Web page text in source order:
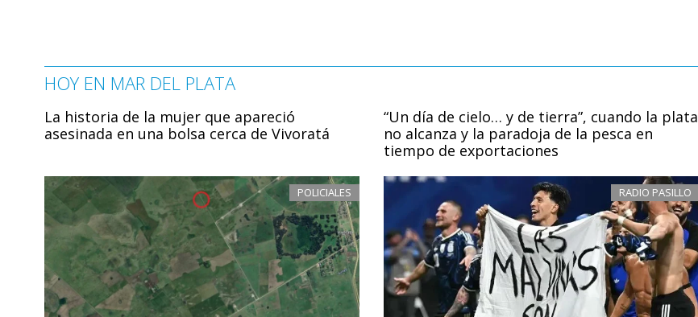
HOY EN MAR DEL PLATA
La historia de la mujer que apareció
asesinada en una bolsa cerca de Vivoratá
POLICIALES
“Un día de cielo… y de tierra”, cuando la plata
no alcanza y la paradoja de la pesca en
tiempo de exportaciones
RADIO PASILLO